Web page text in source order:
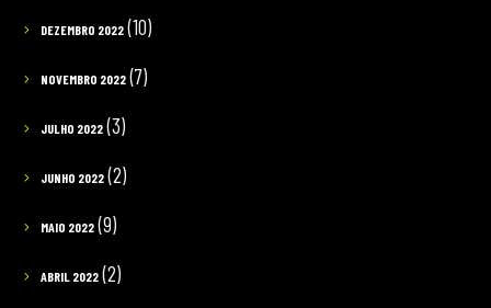
DEZEMBRO 2022(10)
NOVEMBRO 2022(7)
JULHO 2022(3)
JUNHO 2022(2)
MAIO 2022(9)
ABRIL 2022(2)